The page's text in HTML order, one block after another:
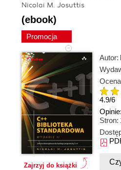
Nicolai M. Josuttis
(ebook)
Promocja
Zajrzyj do książki
Autor:
4.9/6
Opinie:
Stron: